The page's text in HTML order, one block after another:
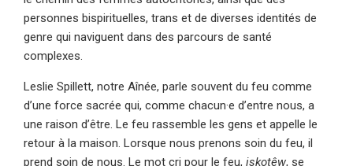
personnes bispirituelles, trans et de diverses identités de
genre qui naviguent dans des parcours de santé
complexes.
Leslie Spillett, notre Aînée, parle souvent du feu comme
d’une force sacrée qui, comme chacun·e d’entre nous, a
une raison d’être. Le feu rassemble les gens et appelle le
retour à la maison. Lorsque nous prenons soin du feu, il
prend soin de nous. Le mot cri pour le feu, iskotêw, se